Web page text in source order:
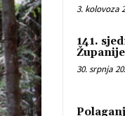
3. kolovoza
141.
30. srpnja